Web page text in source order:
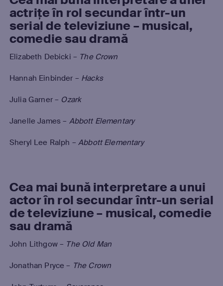
actrițe în rol secundar într-un
serial de televiziune – musical,
comedie sau dramă
Elizabeth Debicki – The Crown
Hannah Einbinder – Hacks
Julia Garner – Ozark
Janelle James – Abbott Elementary
Sheryl Lee Ralph –Abbott Elementary
Cea mai bună interpretare a unui
actor în rol secundar într-un serial
de televiziune – musical, comedie
sau dramă
John Lithgow – The Old Man
Jonathan Pryce – The Crown